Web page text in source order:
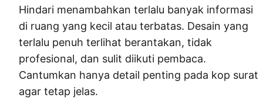
Hindari menambahkan terlalu banyak informasi
di ruang yang kecil atau terbatas. Desain yang
terlalu penuh terlihat berantakan, tidak
profesional, dan sulit diikuti pembaca.
Cantumkan hanya detail penting pada kop surat
agar tetap jelas.